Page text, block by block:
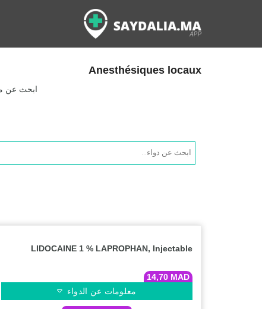
Anesthésiques locaux
ابحث عن
Products
search
LIDOCAINE 1 % LAPROPHAN, Injectable
14,70 MAD
معلومات عن الدواء